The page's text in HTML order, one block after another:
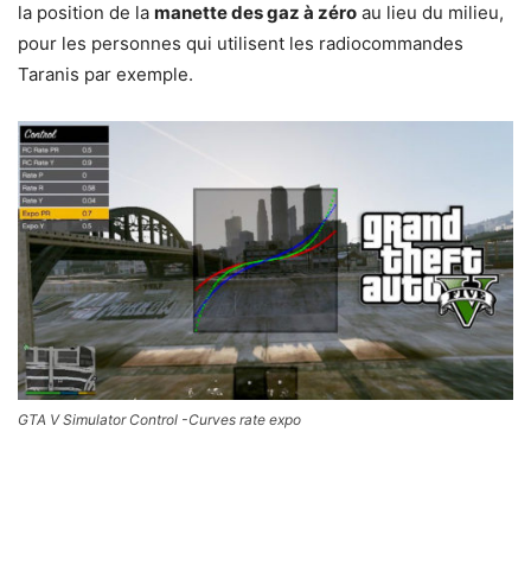
la position de la manette des gaz à zéro au lieu du milieu,
pour les personnes qui utilisent les radiocommandes
Taranis par exemple.
GTA V Simulator Control -Curves rate expo